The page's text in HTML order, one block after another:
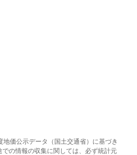
価公示データ（国土交通省）に基づき
の情報の収集に関しては、必ず統計元